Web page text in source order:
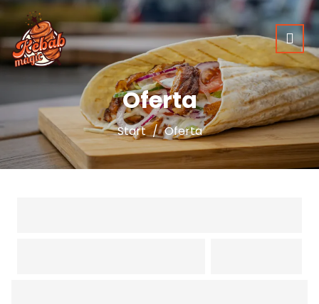
Oferta
Start Oferta